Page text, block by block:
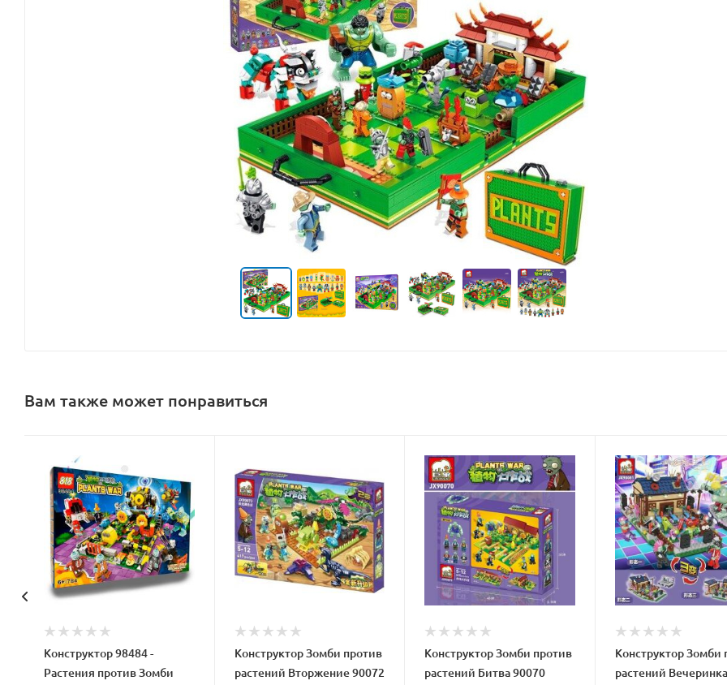
Вам также может понравиться
Конструктор 98484 -
Растения против Зомби
Конструктор Зомби против
растений Вторжение 90072
Конструктор Зомби против
растений Битва 90070
Конструктор Зомби
растений